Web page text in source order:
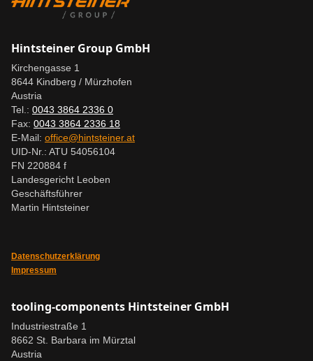
Hintsteiner Group GmbH
Kirchengasse 1
8644 Kindberg / Mürzhofen
Austria
Tel.: 0043 3864 2336 0
Fax: 0043 3864 2336 18
E-Mail: office@hintsteiner.at
UID-Nr.: ATU 54056104
FN 220884 f
Landesgericht Leoben
Geschäftsführer
Martin Hintsteiner
Datenschutzerklärung
Impressum
tooling-components Hintsteiner GmbH
Industriestraße 1
8662 St. Barbara im Mürztal
Austria